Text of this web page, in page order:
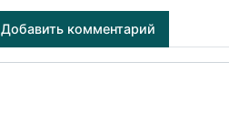
Добавить комментарий